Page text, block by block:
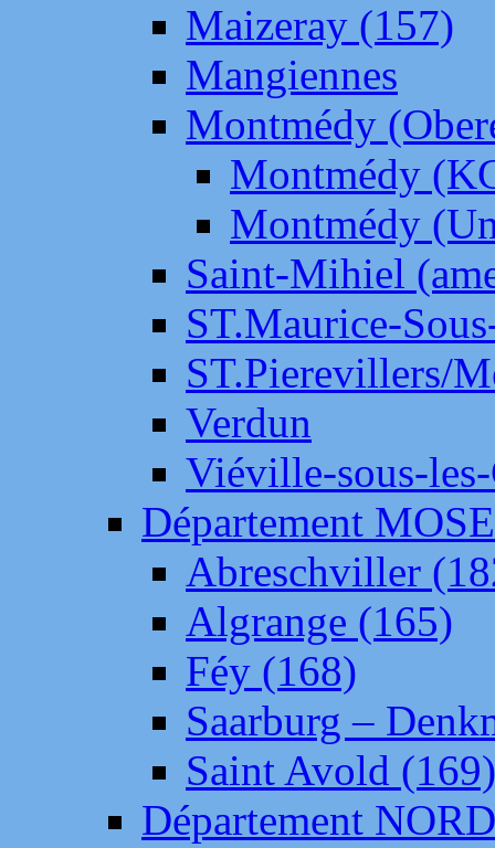
Maizeray (157)
Mangiennes
Montmédy
Montmédy
Montmédy
Saint-Mihiel
ST.Maurice-
ST.Pierevillers/
Verdun
Viéville-sous-
Département
Abreschviller
Algrange (165)
Féy (168)
Saarburg –
Saint Avold (169)
Département NORD